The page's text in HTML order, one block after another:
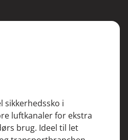
sikkerhedssko i
luftkanaler for ekstra
brug. Ideel til let